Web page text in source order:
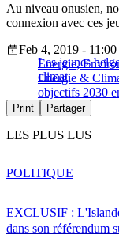
Au niveau onusien,
connexion avec ces
Les jeunes
climat
Feb 4, 2019 - 11:00
Energie,
Energie &
objectifs 2030
Print Partager
LES PLUS LUS
EXCLUSIF :
dans son référendum
POLITIQUE